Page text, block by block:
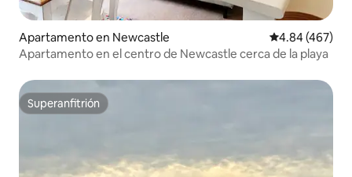
Apartamento en Newcastle Calificación
4.84 (467)
Apartamento en el centro de Newcastle cerca de la playa
Superanfitrión
Superanfitrión